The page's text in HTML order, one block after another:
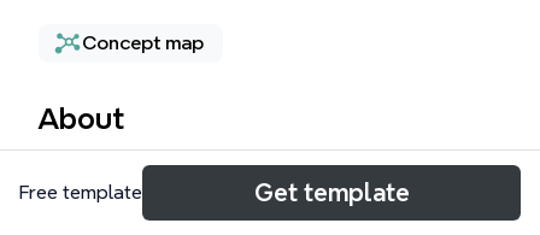
Concept map
About
Este Mapa 1 es una estructura visual esencial
diseñada para profesionales y estudiantes que
Free template Get template